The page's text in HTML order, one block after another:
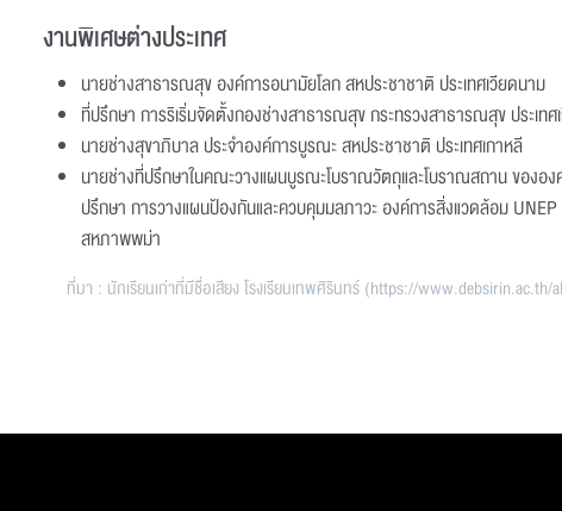
งานพิเศษต่างประเทศ
นายช่างสาธารณสุข องค์การอนามัยโลก สหประชาชาติ ประเทศเวียดนาม
ที่ปรึกษา การริเริ่มจัดตั้งกองช่างสาธารณสุข กระทรวงสาธารณสุข ประเทศ
นายช่างสุขาภิบาล ประจำองค์การบูรณะ สหประชาชาติ ประเทศเกาหลี
นายช่างที่ปรึกษาในคณะวางแผนบูรณะโบราณวัตถุและโบราณสถาน ขององ
ปรึกษา การวางแผนป้องกันและควบคุมมลภาวะ องค์การสิ่งแวดล้อม
สหภาพพม่า
ที่มา : นักเรียนเก่าที่มีชื่อเสียง โรงเรียนเทพศิรินทร์ (https://